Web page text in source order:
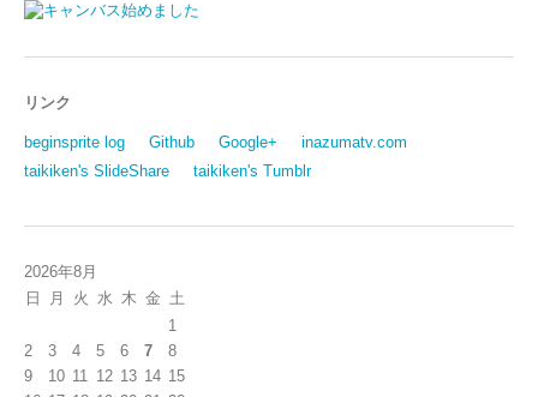
リンク
beginsprite log Github Google+
inazumatv.com
taikiken's SlideShare
taikiken's Tumblr
2026年8月
日
月 火 水 木 金 土
1
2
3 4 5 6 7
8
9
10 11 12 13 14 15